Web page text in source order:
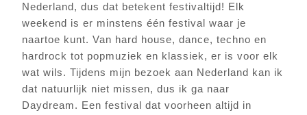
Nederland, dus dat betekent festivaltijd! Elk
weekend is er minstens één festival waar je
naartoe kunt. Van hard house, dance, techno en
hardrock tot popmuziek en klassiek, er is voor elk
wat wils. Tijdens mijn bezoek aan Nederland kan ik
dat natuurlijk niet missen, dus ik ga naar
Daydream. Een festival dat voorheen altijd in